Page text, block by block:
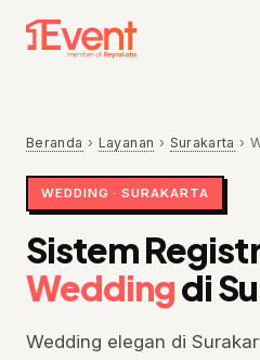
Beranda › Layanan › Surakarta ›
WEDDING · SURAKARTA
Sistem
Weddingdi
Wedding elegan di